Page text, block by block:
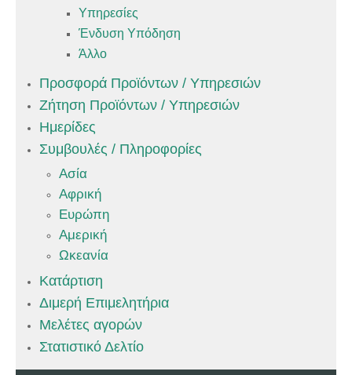
Υπηρεσίες
Ένδυση Υπόδηση
Άλλο
Προσφορά Προϊόντων / Υπηρεσιών
Ζήτηση Προϊόντων / Υπηρεσιών
Ημερίδες
Συμβουλές / Πληροφορίες
Ασία
Αφρική
Ευρώπη
Αμερική
Ωκεανία
Κατάρτιση
Διμερή Επιμελητήρια
Μελέτες αγορών
Στατιστικό Δελτίο